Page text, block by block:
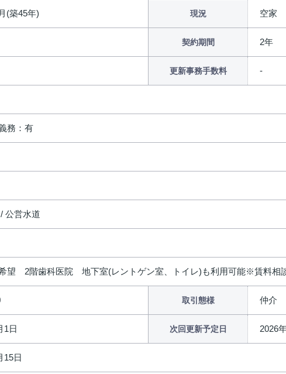
(築45年) 現況 空家
契約期間 2年
更新事務手数料
務：有
公営水道
望 2階歯科医院 地下室(レントゲン室、トイレ)も利用可能※賃料相
取引態様 仲介
1日 次回更新予定日 2026
15日